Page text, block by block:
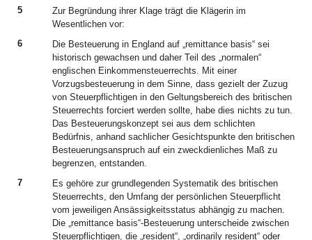
5
Zur Begründung ihrer Klage trägt die Klägerin im
Wesentlichen vor:
6
Die Besteuerung in England auf „remittance basis“ sei
historisch gewachsen und daher Teil des „normalen“
englischen Einkommensteuerrechts. Mit einer
Vorzugsbesteuerung in dem Sinne, dass gezielt der Zuzug
von Steuerpflichtigen in den Geltungsbereich des britischen
Steuerrechts forciert werden sollte, habe dies nichts zu tun.
Das Besteuerungskonzept sei aus dem schlichten
Bedürfnis, anhand sachlicher Gesichtspunkte den britischen
Besteuerungsanspruch auf ein zweckdienliches Maß zu
begrenzen, entstanden.
7
Es gehöre zur grundlegenden Systematik des britischen
Steuerrechts, den Umfang der persönlichen Steuerpflicht
vom jeweiligen Ansässigkeitsstatus abhängig zu machen.
Die „remittance basis“-Besteuerung unterscheide zwischen
Steuerpflichtigen, die „resident“, „ordinarily resident“ oder